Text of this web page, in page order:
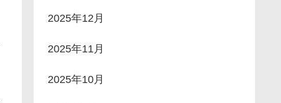
2025年12月
2025年11月
2025年10月